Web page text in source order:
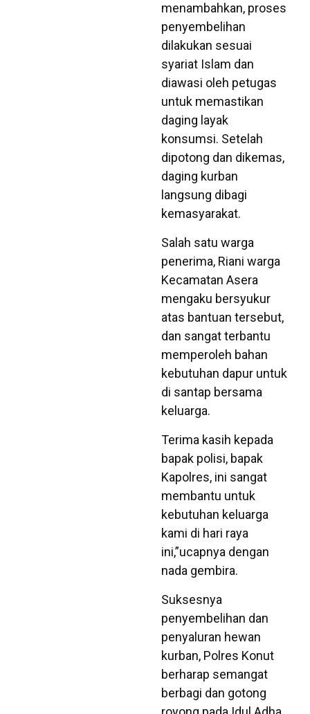
menambahkan, proses
penyembelihan
dilakukan sesuai
syariat Islam dan
diawasi oleh petugas
untuk memastikan
daging layak
konsumsi. Setelah
dipotong dan dikemas,
daging kurban
langsung dibagi
kemasyarakat.
Salah satu warga
penerima, Riani warga
Kecamatan Asera
mengaku bersyukur
atas bantuan tersebut,
dan sangat terbantu
memperoleh bahan
kebutuhan dapur untuk
di santap bersama
keluarga.
Terima kasih kepada
bapak polisi, bapak
Kapolres, ini sangat
membantu untuk
kebutuhan keluarga
kami di hari raya
ini,”ucapnya dengan
nada gembira.
Suksesnya
penyembelihan dan
penyaluran hewan
kurban, Polres Konut
berharap semangat
berbagi dan gotong